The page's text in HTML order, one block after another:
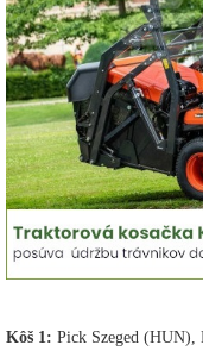
Kôš 1: Pick Szeged (HUN),